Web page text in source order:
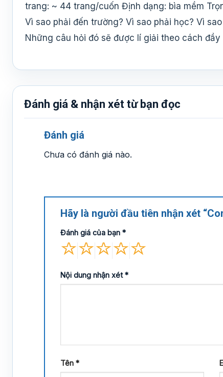
trang: ~ 44 trang/cuốn Định dạng: bìa mềm
Vì sao phải đến trường? Vì sao phải học? Vì
Những câu hỏi đó sẽ được lí giải theo cách
Đánh giá & nhận xét từ bạn đọc
Đánh giá
Chưa có đánh giá nào.
Hãy là người đầu tiên nhận xét
Đánh giá của bạn *
Nội dung nhận xét*
Tên *